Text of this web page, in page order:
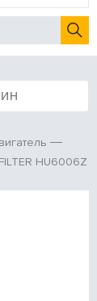
HU6006Z